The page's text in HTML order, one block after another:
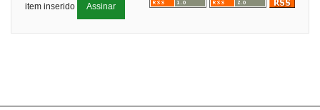
item inserido